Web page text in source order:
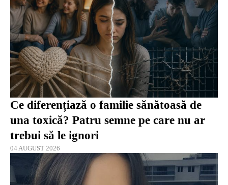
Ce diferențiază o familie sănătoasă de
una toxică? Patru semne pe care nu ar
trebui să le ignori
04 AUGUST 2026